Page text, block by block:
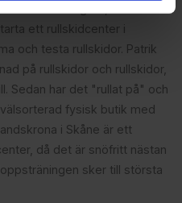
han sig att,
ett rullskidcenter i
och testa rullskidor. Patrik
på rullskidor och rullskidor,
Sedan har det "rullat på" och
fysisk butik med
i Skåne är ett
då det är snöfritt nästan
sker till största